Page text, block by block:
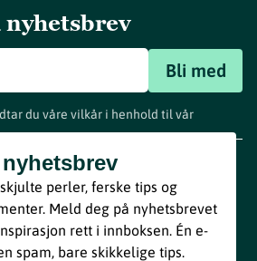
nyhetsbrev
Bli med
du våre vilkår i henhold til vår
perler, ferske tips og
Meld deg på nyhetsbrevet
rett i innboksen. Én e-
spam, bare skikkelige tips.